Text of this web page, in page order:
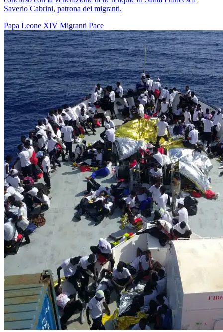
Saverio Cabrini, patrona dei migranti.
Papa Leone XIV Migranti Pace